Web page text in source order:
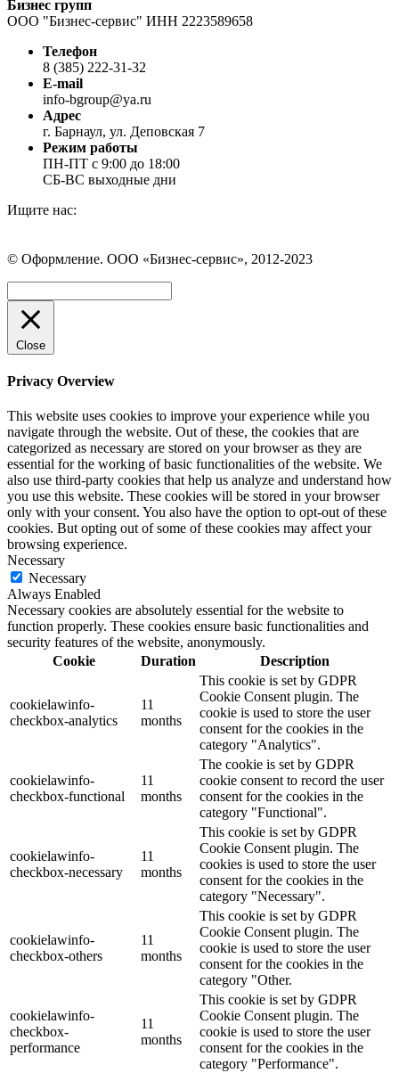
Бизнес групп
ООО "Бизнес-сервис" ИНН 2223589658
Телефон
8 (385) 222-31-32
E-mail
info-bgroup@ya.ru
Адрес
г. Барнаул, ул. Деповская 7
Режим работы
ПН-ПТ с 9:00 до 18:00
СБ-ВС выходные дни
Ищите нас:
Вконтакте
открывается
в
новом
окне
WhatsApp
открывается
в
новом
окне
Telegram
открывается
в
новом
окне
© Оформление. ООО «Бизнес-сервис», 2012-2023
Close
Privacy Overview
This website uses cookies to improve your experience while you
navigate through the website. Out of these, the cookies that are
categorized as necessary are stored on your browser as they are
essential for the working of basic functionalities of the website. We
also use third-party cookies that help us analyze and understand how
you use this website. These cookies will be stored in your browser
only with your consent. You also have the option to opt-out of these
cookies. But opting out of some of these cookies may affect your
browsing experience.
Necessary
Necessary
Always Enabled
Necessary cookies are absolutely essential for the website to
function properly. These cookies ensure basic functionalities and
security features of the website, anonymously.
Cookie
Duration Description
cookielawinfo-
checkbox-analytics
11
months
This cookie is set by GDPR
Cookie Consent plugin. The
cookie is used to store the user
consent for the cookies in the
category "Analytics".
cookielawinfo-
checkbox-functional
11
months
The cookie is set by GDPR
cookie consent to record the user
consent for the cookies in the
category "Functional".
cookielawinfo-
checkbox-necessary
11
months
This cookie is set by GDPR
Cookie Consent plugin. The
cookies is used to store the user
consent for the cookies in the
category "Necessary".
cookielawinfo-
checkbox-others
11
months
This cookie is set by GDPR
Cookie Consent plugin. The
cookie is used to store the user
consent for the cookies in the
category "Other.
cookielawinfo-
checkbox-
performance
11
months
This cookie is set by GDPR
Cookie Consent plugin. The
cookie is used to store the user
consent for the cookies in the
category "Performance".